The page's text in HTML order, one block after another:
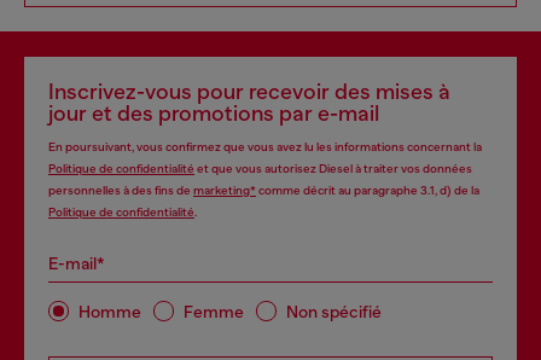
Inscrivez-vous pour recevoir des mises à
jour et des promotions par e-mail
En poursuivant, vous confirmez que vous avez lu les informations concernant la
Politique de confidentialité et que vous autorisez Diesel à traiter vos données
personnelles à des fins de marketing*comme décrit au paragraphe 3.1, d) de la
Politique de confidentialité
E-mail*
Homme Femme Non spécifié